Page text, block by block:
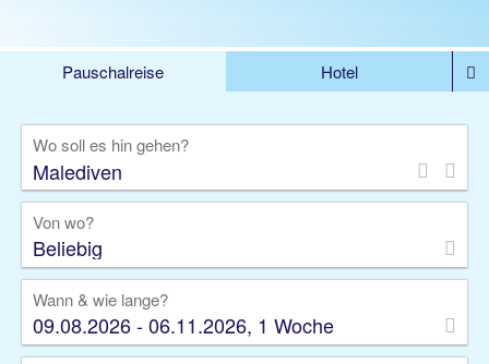
Pauschalreise
Hotel
Rundreise
Kreuzfahrt
Gruppenreise
Camper Privattransfer
Wo soll es hin gehen?
Von wo?
Beliebig
Wann & wie lange?
09.08.2026 - 06.11.2026, 1 Woche